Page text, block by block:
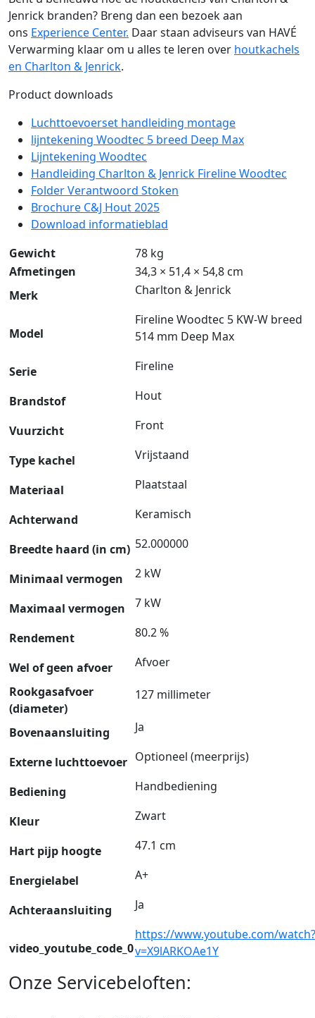
Jenrick branden? Breng dan een bezoek aan
ons Experience Center. Daar staan adviseurs van HAVÉ
Verwarming klaar om u alles te leren over houtkachels
en Charlton & Jenrick.
Product downloads
Luchttoevoerset handleiding montage
lijntekening Woodtec 5 breed Deep Max
Lijntekening Woodtec
Handleiding Charlton & Jenrick Fireline Woodtec
Folder Verantwoord Stoken
Brochure C&J Hout 2025
Download informatieblad
Gewicht
78 kg
Afmetingen
34,3 × 51,4 × 54,8 cm
Merk
Charlton & Jenrick
Model
Fireline Woodtec 5 KW-W breed
514 mm Deep Max
Serie Fireline
Brandstof Hout
Vuurzicht Front
Type kachel Vrijstaand
Materiaal Plaatstaal
Achterwand Keramisch
Breedte haard (in cm) 52.000000
Minimaal vermogen 2 kW
Maximaal vermogen 7 kW
Rendement 80.2 %
Wel of geen afvoer
Afvoer
Rookgasafvoer
(diameter)
127 millimeter
Bovenaansluiting Ja
Externe luchttoevoer Optioneel (meerprijs)
Bediening Handbediening
Kleur Zwart
Hart pijp hoogte 47.1 cm
Energielabel A+
Achteraansluiting Ja
video_youtube_code_0
https://www.youtube.com/watch?
v=X9lARKOAe1Y
Onze Servicebeloften: